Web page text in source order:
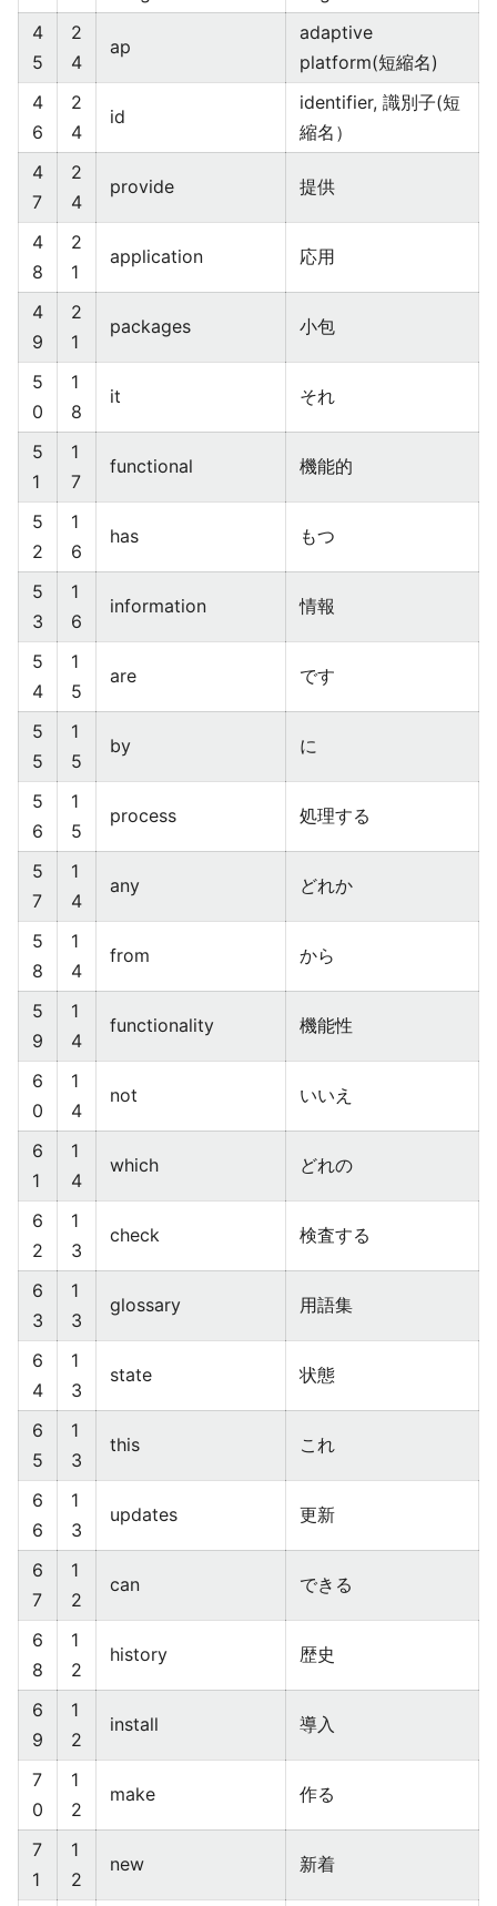
4
5
2
4
ap
adaptive
platform(短縮名)
4
6
2
4
id
identifier, 識別子(短
縮名）
4
7
2
4
provide 提供
4
8
2
1
application 応用
4
9
2
1
packages 小包
5
0
1
8
it それ
5
1
1
7
functional 機能的
5
2
1
6
has もつ
5
3
1
6
information 情報
5
4
1
5
are です
5
5
1
5
by に
5
6
1
5
process 処理する
5
7
1
4
any どれか
5
8
1
4
from から
5
9
1
4
functionality 機能性
6
0
1
4
not いいえ
6
1
1
4
which どれの
6
2
1
3
check 検査する
6
3
1
3
glossary 用語集
6
4
1
3
state 状態
6
5
1
3
this これ
6
6
1
3
updates 更新
6
7
1
2
can できる
6
8
1
2
history 歴史
6
9
1
2
install 導入
7
0
1
2
make 作る
7
1
1
2
new 新着